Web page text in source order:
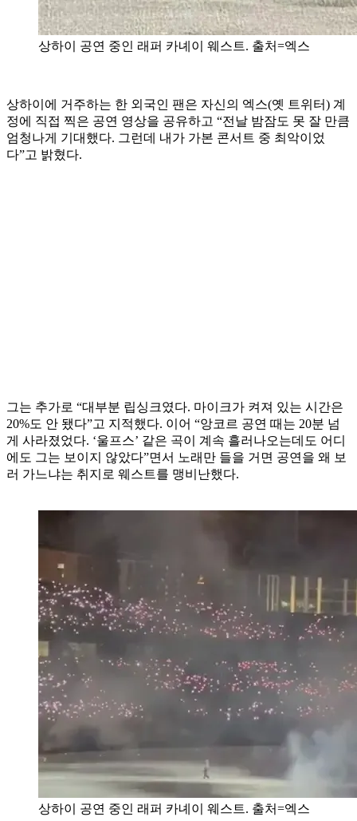
상하이 공연 중인 래퍼 카녜이 웨스트. 출처=엑스
상하이에 거주하는 한 외국인 팬은 자신의 엑스(옛 트위터) 계
정에 직접 찍은 공연 영상을 공유하고 “전날 밤잠도 못 잘 만큼
엄청나게 기대했다. 그런데 내가 가본 콘서트 중 최악이었
다”고 밝혔다.
그는 추가로 “대부분 립싱크였다. 마이크가 켜져 있는 시간은
20%도 안 됐다”고 지적했다. 이어 “앙코르 공연 때는 20분 넘
게 사라졌었다. ‘울프스’ 같은 곡이 계속 흘러나오는데도 어디
에도 그는 보이지 않았다”면서 노래만 들을 거면 공연을 왜 보
러 가느냐는 취지로 웨스트를 맹비난했다.
상하이 공연 중인 래퍼 카녜이 웨스트. 출처=엑스